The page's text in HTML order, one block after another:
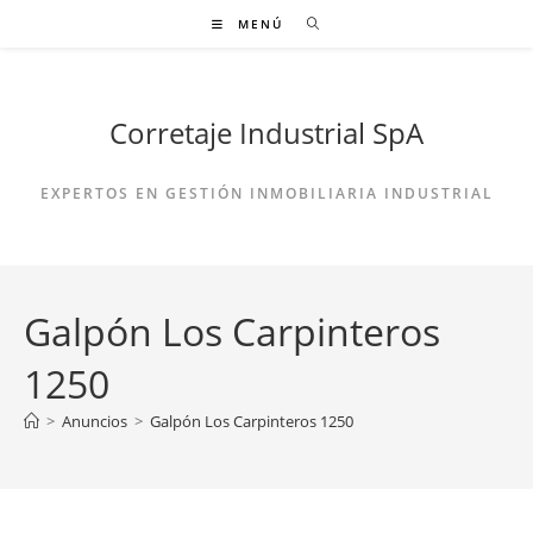
MENÚ
Corretaje Industrial SpA
EXPERTOS EN GESTIÓN INMOBILIARIA INDUSTRIAL
Galpón Los Carpinteros
1250
> Anuncios > Galpón Los Carpinteros 1250